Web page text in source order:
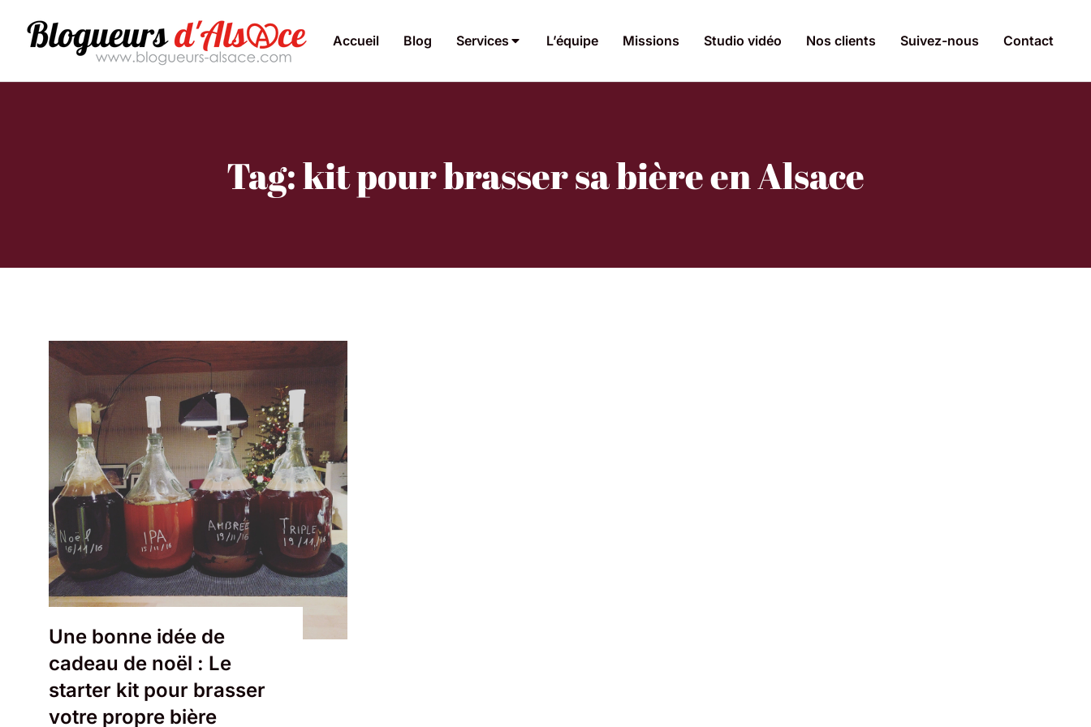
Accueil Blog Services L’équipe Missions Studio vidéo Nos clients Suivez-nous Contact
Tag: kit pour brasser sa bière en Alsace
Une bonne idée de
cadeau de noël : Le
starter kit pour brasser
votre propre bière